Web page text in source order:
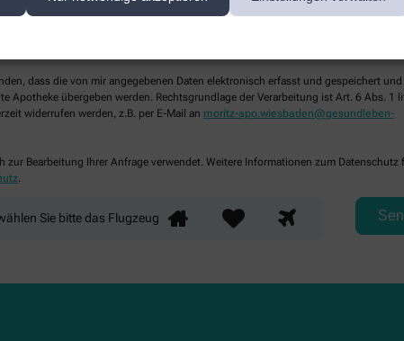
dass die von mir angegebenen Daten elektronisch erfasst und gespeichert
Apotheke übergeben werden. Rechtsgrundlage der Verarbeitung ist Art. 6 Abs. 1
widerrufen werden, z.B. per E-Mail an moritz-apo.wiesbaden@gesundleben-
zur Bearbeitung Ihrer Anfrage verwendet. Weitere Informationen zum Datenschutz
.
Sie bittedas Flugzeug